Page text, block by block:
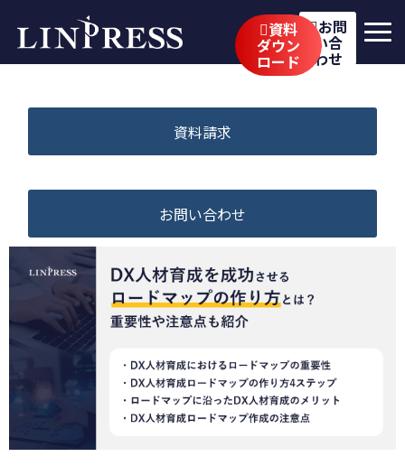
資料
ダウン
ロード
お問
い合
わせ
サービス
イベント・セミナー
ブログ
企業情報
採用情報
資料請求
お問い合わせ